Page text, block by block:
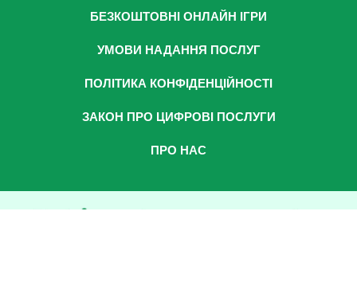
БЕЗКОШТОВНІ ОНЛАЙН ІГРИ
УМОВИ НАДАННЯ ПОСЛУГ
ПОЛІТИКА КОНФІДЕНЦІЙНОСТІ
ЗАКОН ПРО ЦИФРОВІ ПОСЛУГИ
ПРО НАС